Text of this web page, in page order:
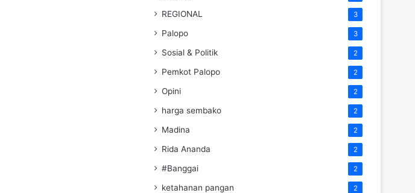
REGIONAL 3
Palopo 3
Sosial & Politik 2
Pemkot Palopo 2
Opini 2
harga sembako 2
Madina 2
Rida Ananda 2
#Banggai 2
ketahanan pangan 2